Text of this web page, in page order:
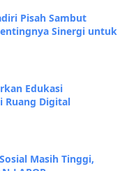
Pisah Sambut
Sinergi untuk
Edukasi
Ruang Digital
Masih Tinggi,